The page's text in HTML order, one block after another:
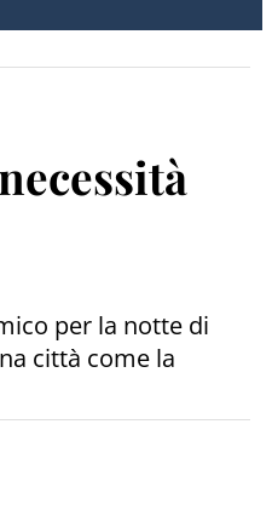
per la notte di
città come la